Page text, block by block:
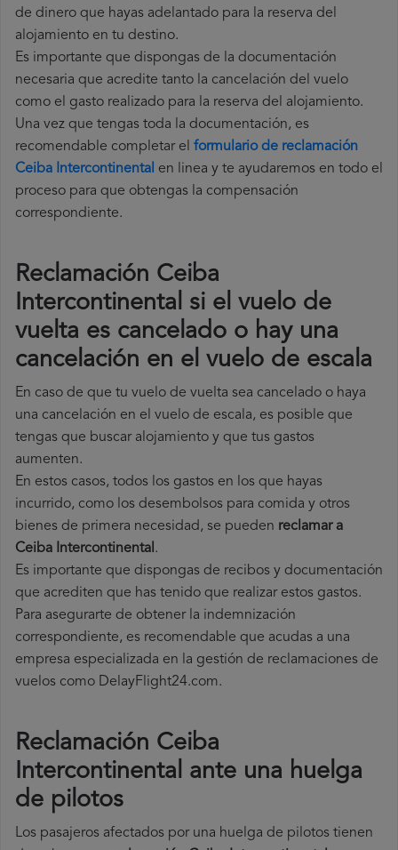
de dinero que hayas adelantado para la reserva del
alojamiento en tu destino.
Es importante que dispongas de la documentación
necesaria que acredite tanto la cancelación del vuelo
como el gasto realizado para la reserva del alojamiento.
Una vez que tengas toda la documentación, es
recomendable completar el formulario de reclamación
Ceiba Intercontinental en linea y te ayudaremos en todo el
proceso para que obtengas la compensación
correspondiente.
Reclamación Ceiba
Intercontinental si el vuelo de
vuelta es cancelado o hay una
cancelación en el vuelo de escala
En caso de que tu vuelo de vuelta sea cancelado o haya
una cancelación en el vuelo de escala, es posible que
tengas que buscar alojamiento y que tus gastos
aumenten.
En estos casos, todos los gastos en los que hayas
incurrido, como los desembolsos para comida y otros
bienes de primera necesidad, se pueden reclamar a
Ceiba Intercontinental.
Es importante que dispongas de recibos y documentación
que acrediten que has tenido que realizar estos gastos.
Para asegurarte de obtener la indemnización
correspondiente, es recomendable que acudas a una
empresa especializada en la gestión de reclamaciones de
vuelos como DelayFlight24.com.
Reclamación Ceiba
Intercontinental ante una huelga
de pilotos
Los pasajeros afectados por una huelga de pilotos tienen